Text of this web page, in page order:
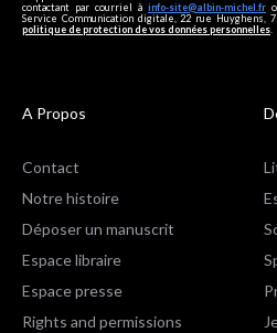
contactant par courriel à info-site@albin-michel.fr
Service Communication digitale, 22 rue Huyghens,
politique de protection de vos données personnelles
A Propos
Contact
Notre histoire
Déposer un manuscrit
Espace libraire
Espace presse
Rights and permissions